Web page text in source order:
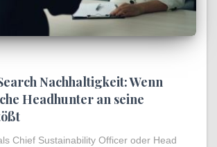
Nachhaltigkeit: Wenn
Headhunter an seine
Chief Sustainability Officer oder Head